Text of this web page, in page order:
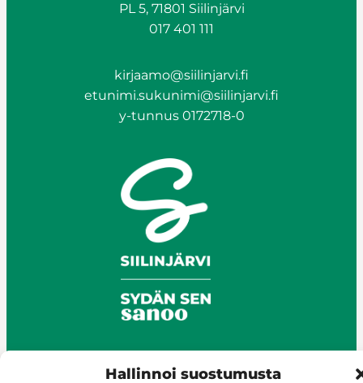
Hallinnoi suostumusta
PL 5, 71801 Siilinjärvi
017 401 111
kirjaamo@siilinjarvi.fi
etunimi.sukunimi@siilinjarvi.fi
y-tunnus 0172718-0